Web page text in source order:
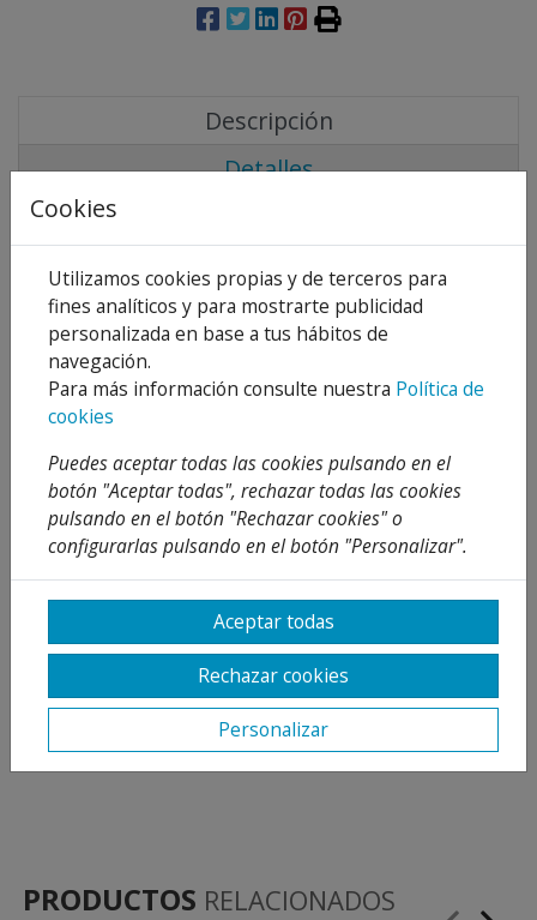
Descripción
Detalles
Opiniones
Acabado Cromo.
Sistema antiquemaduras que permite
limitar la temperatura máxima deseada.
Ahorro de agua. Dos posiciones de
apertura de la maneta. En la posición
intermedia se consume la mitad.
Ahorro energético. El grifo siempre se
abre con agua fría, evitando el encendido
innecesario del calentador.
PRODUCTOS RELACIONADOS
Cookies
Utilizamos cookies propias y de terceros para
fines analíticos y para mostrarte publicidad
personalizada en base a tus hábitos de
navegación.
Para más información consulte nuestra Política de
cookies
Puedes aceptar todas las cookies pulsando en el
botón "Aceptar todas", rechazar todas las cookies
pulsando en el botón "Rechazar cookies" o
configurarlas pulsando en el botón "Personalizar".
Aceptar todas
Rechazar cookies
Personalizar